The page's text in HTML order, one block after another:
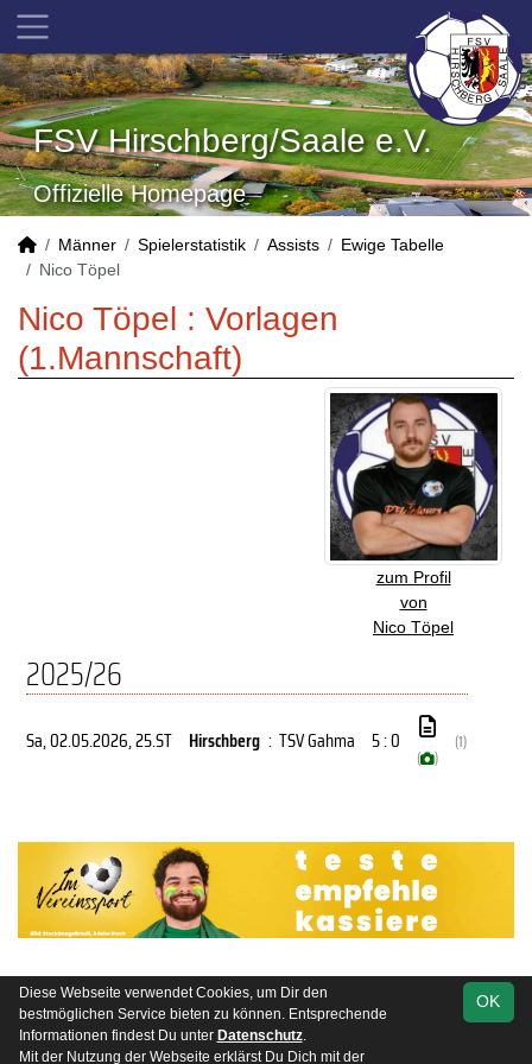
FSV Hirschberg/Saale e.V.
Offizielle Homepage
Männer Spielerstatistik Assists
Ewige Tabelle
Nico Töpel
Nico Töpel : Vorlagen
(1.Mannschaft)
zum Profil
von
Nico Töpel
2025/26
Sa, 02.05.2026, 25.ST Hirschberg : TSV Gahma 5 : 0
( )
(1)
soccero.de
© 2006 - 2026
OK
Diese Webseite verwendet Cookies, um Dir den
bestmöglichen Service bieten zu können. Entsprechende
Informationen findest Du unter Datenschutz.
Mit der Nutzung der Webseite erklärst Du Dich mit der